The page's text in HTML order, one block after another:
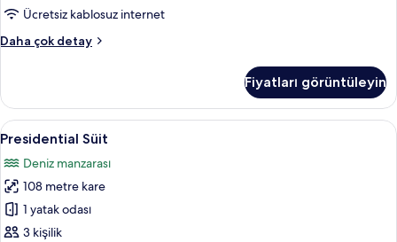
Ücretsiz kablosuz internet
Daha çok detay
Pierre
daha
fazla
detay
Fiyatları görüntüleyin
Presidential
Süit
için
tüm
fotoğrafları
görün
Presidential Süit | Anti alerjik yatak
5
Presidential Süit
Deniz manzarası
108 metre kare
1 yatak odası
3 kişilik